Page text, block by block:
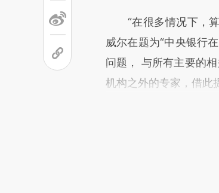
“在很多情况下，算
威尔在题为“中央银行
问题， 与所有主要的
机构之外的专家，借此